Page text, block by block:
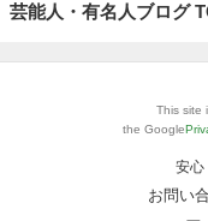
芸能人・有名人ブログ
This site
the Google
安心
お問い